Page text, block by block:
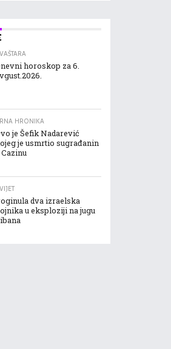
horoskop za 6.
HRONIKA
je Šefik Nadarević
je usmrtio sugrađanin
Cazinu
dva izraelska
u eksploziji na jugu